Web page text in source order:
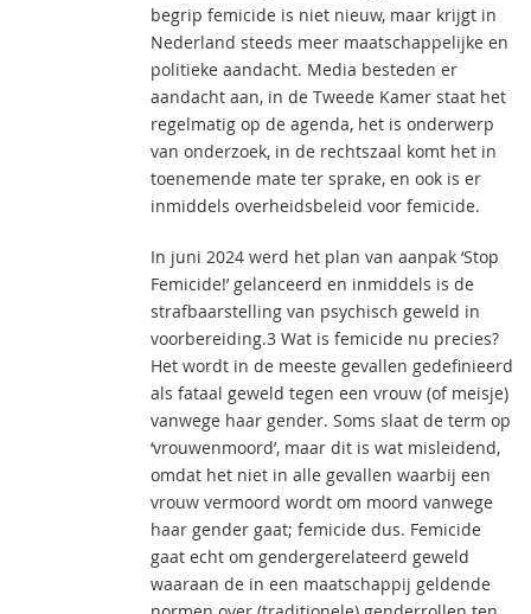
begrip femicide is niet nieuw, maar krijgt in
Nederland steeds meer maatschappelijke en
politieke aandacht. Media besteden er
aandacht aan, in de Tweede Kamer staat het
regelmatig op de agenda, het is onderwerp
van onderzoek, in de rechtszaal komt het in
toenemende mate ter sprake, en ook is er
inmiddels overheidsbeleid voor femicide.
In juni 2024 werd het plan van aanpak ‘Stop
Femicide!’ gelanceerd en inmiddels is de
strafbaarstelling van psychisch geweld in
voorbereiding.3 Wat is femicide nu precies?
Het wordt in de meeste gevallen gedefinieerd
als fataal geweld tegen een vrouw (of meisje)
vanwege haar gender. Soms slaat de term op
‘vrouwenmoord’, maar dit is wat misleidend,
omdat het niet in alle gevallen waarbij een
vrouw vermoord wordt om moord vanwege
haar gender gaat; femicide dus. Femicide
gaat echt om gendergerelateerd geweld
waaraan de in een maatschappij geldende